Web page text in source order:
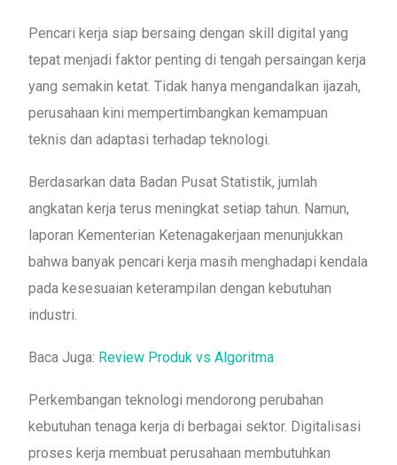
Pencari kerja siap bersaing dengan skill digital yang
tepat menjadi faktor penting di tengah persaingan kerja
yang semakin ketat. Tidak hanya mengandalkan ijazah,
perusahaan kini mempertimbangkan kemampuan
teknis dan adaptasi terhadap teknologi.
Berdasarkan data Badan Pusat Statistik, jumlah
angkatan kerja terus meningkat setiap tahun. Namun,
laporan Kementerian Ketenagakerjaan menunjukkan
bahwa banyak pencari kerja masih menghadapi kendala
pada kesesuaian keterampilan dengan kebutuhan
industri.
Baca Juga: Review Produk vs Algoritma
Perkembangan teknologi mendorong perubahan
kebutuhan tenaga kerja di berbagai sektor. Digitalisasi
proses kerja membuat perusahaan membutuhkan